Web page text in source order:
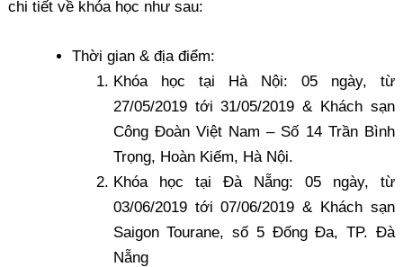
chi tiết về khóa học như sau:
Thời gian & địa điểm:
Khóa học tại Hà Nội: 05 ngày, từ
27/05/2019 tới 31/05/2019 & Khách sạn
Công Đoàn Việt Nam – Số 14 Trần Bình
Trọng, Hoàn Kiếm, Hà Nội.
Khóa học tại Đà Nẵng: 05 ngày, từ
03/06/2019 tới 07/06/2019 & Khách sạn
Saigon Tourane, số 5 Đống Đa, TP. Đà
Nẵng